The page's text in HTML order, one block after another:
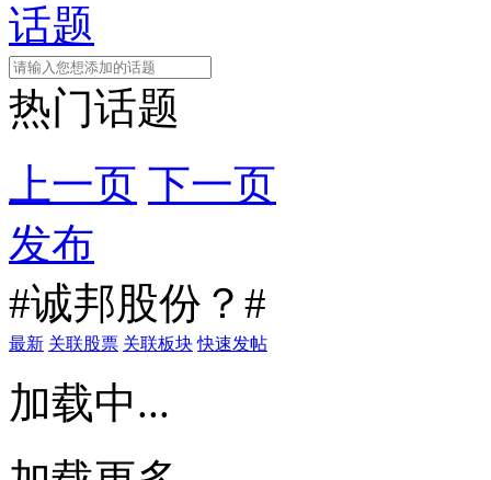
话题
热门话题
上一页 下一页
发布
#诚邦股份？#
最新 关联股票 关联板块 快速发帖
加载中...